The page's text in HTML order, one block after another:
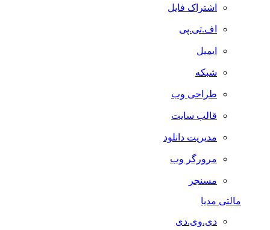
اشتراک فایل
اف.تی.پی
ایمیل
شبکه
طراحی وب
قالب سایت
مدیریت دانلود
مرورگر وب
مسنجر
مالتی مدیا
دی.وی.دی